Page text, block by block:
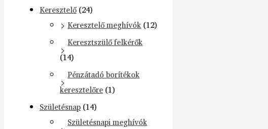
Keresztelő (24)
Keresztelő meghívók (12)
Keresztszülő felkérők
(14)
Pénzátadó borítékok
keresztelőre (1)
Születésnap (14)
Születésnapi meghívók